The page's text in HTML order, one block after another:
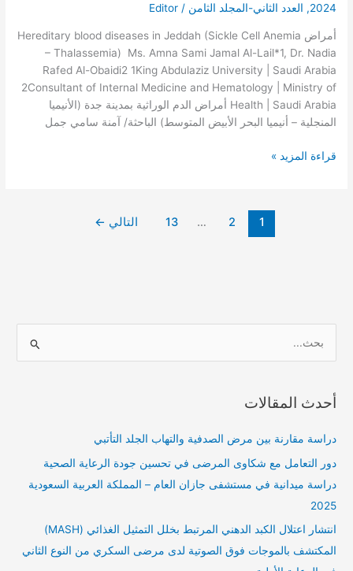
2024
, العدد الثاني-المجلد الثامن /
Editor
أمراض Hereditary blood diseases in Jeddah (Sickle Cell Anemia
– Thalassemia) Ms. Amna Sami Jamal Al-Lail*1, Dr. Nadia
Rafed Al-Obaidi2 1King Abdulaziz University | Saudi Arabia
2Consultant of Internal Medicine and Hematology | Ministry of
Health | Saudi Arabia أمراض الدم الوراثية بمدينة جدة (الأنيميا
المنجلية – أنيميا البحر الأبيض المتوسط) الباحثة/ آمنة سامي جمل
بمدينة
جدة
(الأنيميا
أنيميا
الأبيض
المتوسط)
قراءة المزيد »
1
2
…
13 التالي ←
ح
ن
أحدث المقالات
دراسة مقارنة بين مرض الصدفية والتهاب الجلد التأتبي
دور التعامل مع شكاوى المرضى في تحسين جودة الرعاية الصحية
دراسة ميدانية في مستشفى جازان العام – المملكة العربية السعودية
2025
انتشار اعتلال الكبد الدهني المرتبط بخلل التمثيل الغذائي (MASH)
المكتشف بالموجات فوق الصوتية لدى مرضى السكري من النوع الثاني